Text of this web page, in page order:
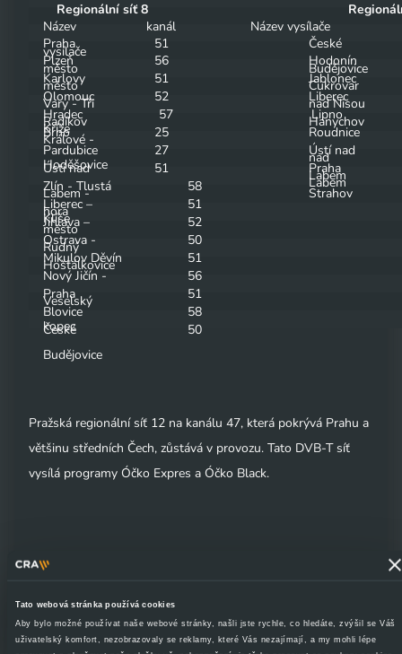
Tato webová stránka používá cookies
Aby bylo možné používat naše webové stránky, našli jste rychle, co hledáte, zvýšil se Váš
uživatelský komfort, nezobrazovaly se reklamy, které Vás nezajímají, a my mohli lépe
Regionální síť 8
Název
vysílače
kanál
Název vysílače
Praha
město
51
České
Budějovice
Plzeň
město
56
Hodonín
Cukrovar
Karlovy
Vary - Tři
Kříže
51
Jablonec
nad Nisou
Olomouc
Radíkov
52
Liberec
Hanychov
Hradec
Králové -
Hoděšovice
57
Lipno
Brno
25
Roudnice
nad
Labem
Pardubice 27
Ústí nad
Labem
Ústí nad
Labem -
Klíše
51
Praha
Strahov
Zlín - Tlustá
hora
58
Liberec –
město
51
Jihlava –
Rudný
52
Ostrava -
Hošťálkovice
50
Mikulov Děvín
51
Nový Jičín -
Veselský
kopec
56
Praha
51
Blovice
58
České
Budějovice
50
Pražská regionální síť 12 na kanálu 47, která pokrývá Prahu a
většinu středních Čech, zůstává v provozu. Tato DVB-T síť
vysílá programy Óčko Expres a Óčko Black.
sítě